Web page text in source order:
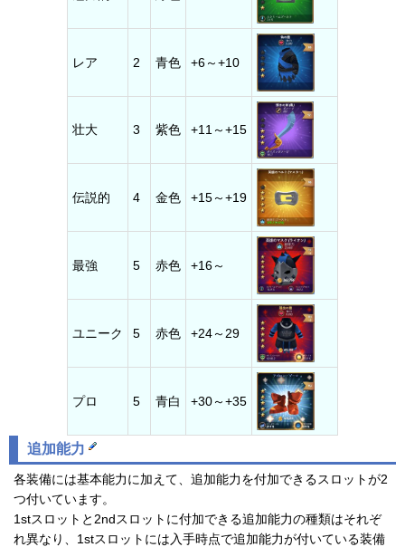
レア 2 青色 +6～+10
壮大 3 紫色 +11～+15
伝説的 4 金色 +15～+19
最強 5 赤色 +16～
ユニーク 5 赤色 +24～29
プロ 5 青白 +30～+35
追加能力
各装備には基本能力に加えて、追加能力を付加できるスロットが2
つ付いています。
1stスロットと2ndスロットに付加できる追加能力の種類はそれぞ
れ異なり、1stスロットには入手時点で追加能力が付いている装備